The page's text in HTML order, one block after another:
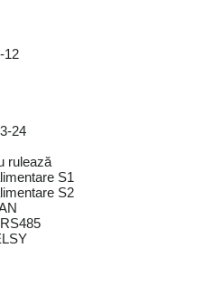
12
24
rulează
S1
S2